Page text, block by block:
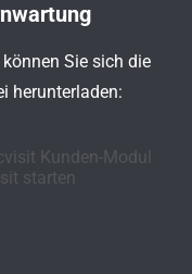
können Sie sich die
herunterladen: